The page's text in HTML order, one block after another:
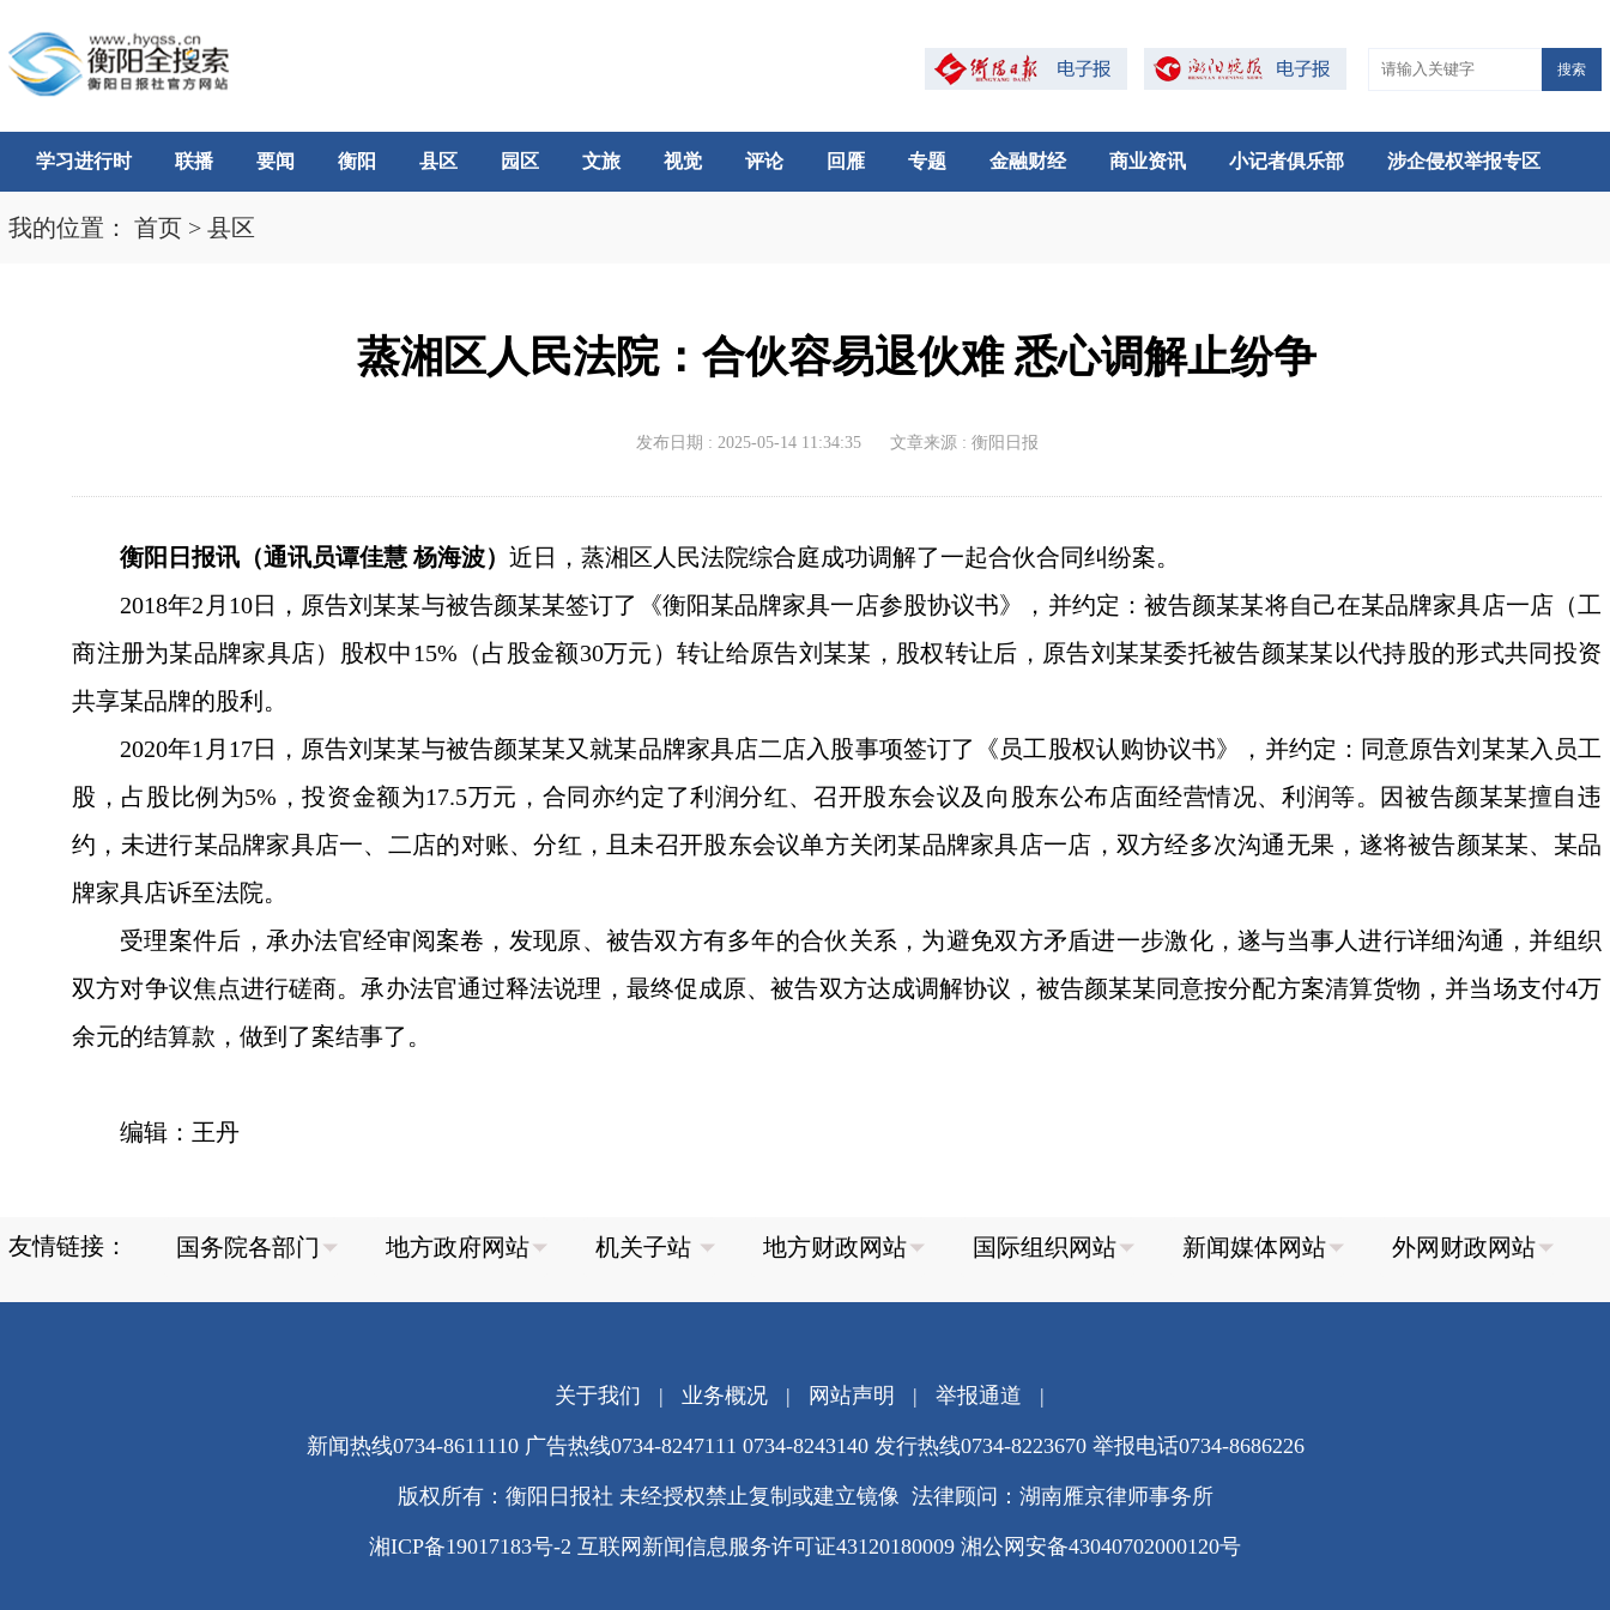
搜索
学习进行时 联播 要闻 衡阳 县区 园区 文旅 视觉 评论 回雁 专题 金融财经 商业资讯 小记者俱乐部 涉企侵权举报专区
我的位置： 首页 > 县区
蒸湘区人民法院：合伙容易退伙难 悉心调解止纷争
发布日期 : 2025-05-14 11:34:35 文章来源 : 衡阳日报
衡阳日报讯（通讯员谭佳慧 杨海波）近日，蒸湘区人民法院综合庭成功调解了一起合伙合同纠纷案。
2018年2月10日，原告刘某某与被告颜某某签订了《衡阳某品牌家具一店参股协议书》，并约定：被告颜某某将自己在某品牌家具店一店（工
商注册为某品牌家具店）股权中15%（占股金额30万元）转让给原告刘某某，股权转让后，原告刘某某委托被告颜某某以代持股的形式共同投资
共享某品牌的股利。
2020年1月17日，原告刘某某与被告颜某某又就某品牌家具店二店入股事项签订了《员工股权认购协议书》，并约定：同意原告刘某某入员工
股，占股比例为5%，投资金额为17.5万元，合同亦约定了利润分红、召开股东会议及向股东公布店面经营情况、利润等。因被告颜某某擅自违
约，未进行某品牌家具店一、二店的对账、分红，且未召开股东会议单方关闭某品牌家具店一店，双方经多次沟通无果，遂将被告颜某某、某品
牌家具店诉至法院。
受理案件后，承办法官经审阅案卷，发现原、被告双方有多年的合伙关系，为避免双方矛盾进一步激化，遂与当事人进行详细沟通，并组织
双方对争议焦点进行磋商。承办法官通过释法说理，最终促成原、被告双方达成调解协议，被告颜某某同意按分配方案清算货物，并当场支付4万
余元的结算款，做到了案结事了。
编辑：王丹
友情链接：
关于我们 | 业务概况| 网站声明 | 举报通道 |
新闻热线0734-8611110 广告热线0734-8247111 0734-8243140 发行热线0734-8223670 举报电话0734-8686226
版权所有：衡阳日报社 未经授权禁止复制或建立镜像 法律顾问：湖南雁京律师事务所
湘ICP备19017183号-2 互联网新闻信息服务许可证43120180009 湘公网安备43040702000120号